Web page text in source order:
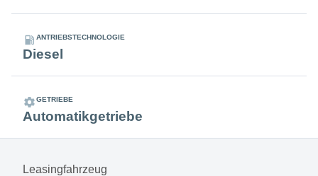
ANTRIEBSTECHNOLOGIE
Diesel
GETRIEBE
Automatikgetriebe
Leasingfahrzeug